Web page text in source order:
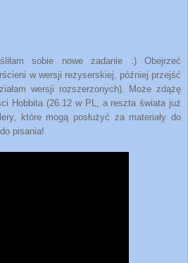
sobie nowe zadanie :) Obejrzeć
w wersji reżyserskiej, później przejść
wersji rozszerzonych). Może zdążę
Hobbita (26.12 w PL, a reszta świata już
które mogą posłużyć za materiały do
pisania!